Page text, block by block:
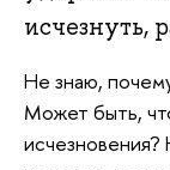
исчезнуть,
Не знаю,
Может быть,